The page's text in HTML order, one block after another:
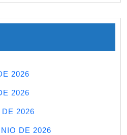
2026
2026
2026
DE 2026